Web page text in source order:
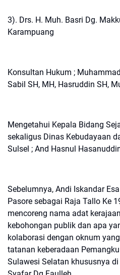
3). Drs. H. Muh. Basri Dg.
Karampuang
Konsultan Hukum ;
Sabil SH, MH, Hasruddin SH,
Mengetahui Kepala Bidang
sekaligus Dinas Kebudayaan
Sulsel ; And Hasnul
Sebelumnya, Andi Iskandar
Pasore sebagai Raja Tallo Ke
mencoreng nama adat
kebohongan publik dan apa
kolaborasi dengan oknum
tatanan keberadaan
Sulawesi Selatan khususnya